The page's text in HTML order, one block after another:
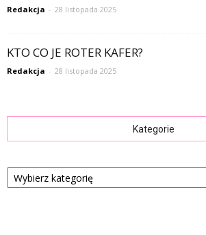
Redakcja - 28 listopada 2025
KTO CO JE ROTER KAFER?
Redakcja - 28 listopada 2025
Kategorie
Kategorie